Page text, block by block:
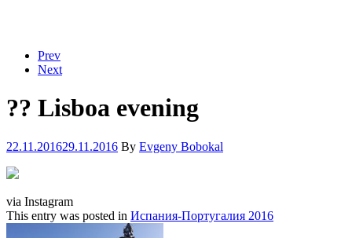
Prev
Next
?? Lisboa evening
22.11.201629.11.2016 By Evgeny Bobokal
via Instagram
This entry was posted in Испания-Португалия 2016